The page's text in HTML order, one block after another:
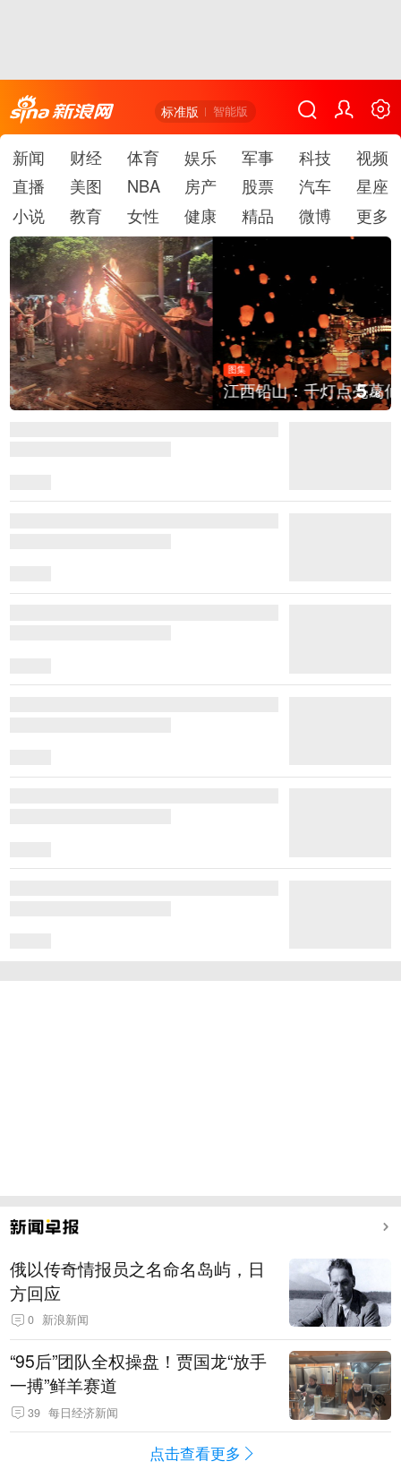
标准版 智能版
新闻 财经 体育 娱乐 军事 科技
视频
直播
美图 NBA 房产 股票 汽车
星座
小说
教育 女性 健康 精品 微博 更多
图集
江西铅山：千灯点亮葛仙村 5/6
俄以传奇情报员之名命名岛屿，日
方回应
0 新浪新闻
“95后”团队全权操盘！贾国龙“放手
一搏”鲜羊赛道
39 每日经济新闻
点击查看更多